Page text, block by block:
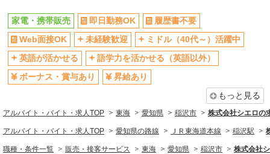
家電・携帯販売 即日勤務OK
履歴書不要
Web面接OK
未経験歓迎
ミドル（40代～）活躍中
英語が活かせる
語学力を活かせる（英語以外）
ボーナス・賞与あり
昇給あり
もっと見る
アルバイト・バイト・求人TOP 東海 愛知県 稲沢市 株式会社シエロの
アルバイト・バイト・求人TOP 愛知県の路線 ＪＲ東海道本線 稲沢駅
職種・条件一覧 販売・接客サービス 東海 愛知県 稲沢市 株式会社